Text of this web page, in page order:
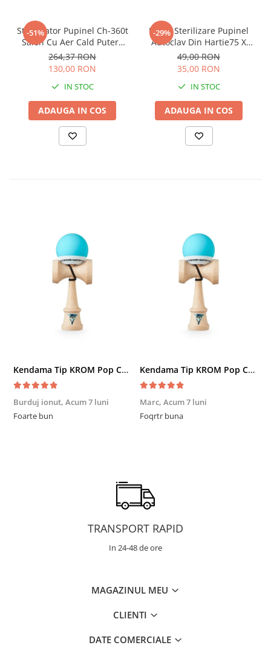
-51%
Sterilizator Pupinel Ch-360t
Salon Cu Aer Cald Putere
300w + 10 pungi sterilizare
264,37 RON
130,00 RON
IN STOC
ADAUGA IN COS
-29%
Pungi Sterilizare Pupinel
Autoclav Din Hartie75 X
150mm Set 100 Buc
49,00 RON
35,00 RON
IN STOC
ADAUGA IN COS
Kendama Tip KROM Pop Chrome Pop LOL Clear, Sky Blue
Burduj ionut, Acum 7 luni
Foarte bun
Kendama Tip KROM Pop Chrome Pop LOL Clear, Sky Blue
Marc, Acum 7 luni
Foqrtr buna
TRANSPORT RAPID
In 24-48 de ore
MAGAZINUL MEU
CLIENTI
DATE COMERCIALE